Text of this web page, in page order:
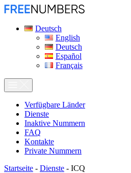
Deutsch
English
Deutsch
Español
Français
Verfügbare Länder
Dienste
Inaktive Nummern
FAQ
Kontakte
Private Nummern
Startseite - Dienste - ICQ